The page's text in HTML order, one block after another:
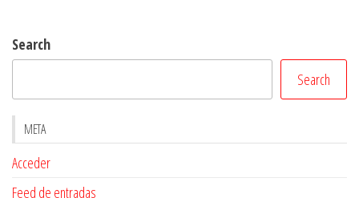
Search
Search
META
Acceder
Feed de entradas